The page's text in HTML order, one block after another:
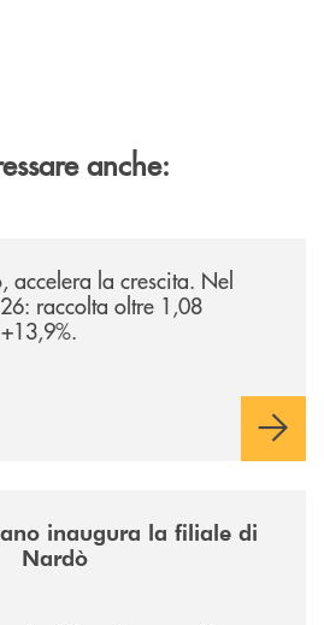
anche:
accelera la crescita. Nel
raccolta oltre 1,08
inaugura la filiale di
Nardò